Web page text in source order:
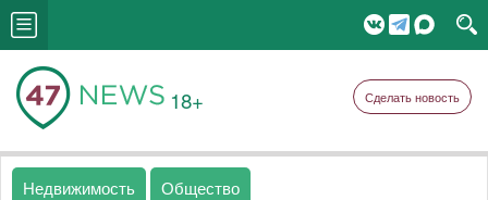
18+ Сделать новость
Недвижимость Общество